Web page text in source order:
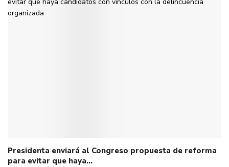
Presidenta enviará al Congreso propuesta de reforma
para evitar que haya…